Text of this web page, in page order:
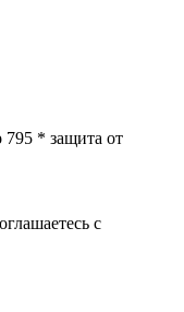
795 * защита от
с